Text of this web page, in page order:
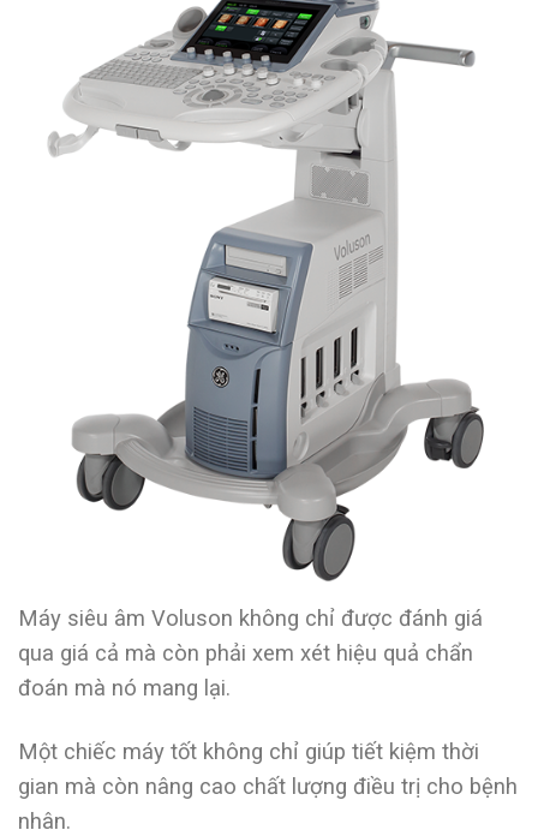
Máy siêu âm Voluson không chỉ được đánh giá
qua giá cả mà còn phải xem xét hiệu quả chẩn
đoán mà nó mang lại.
Một chiếc máy tốt không chỉ giúp tiết kiệm thời
gian mà còn nâng cao chất lượng điều trị cho bệnh
nhân.